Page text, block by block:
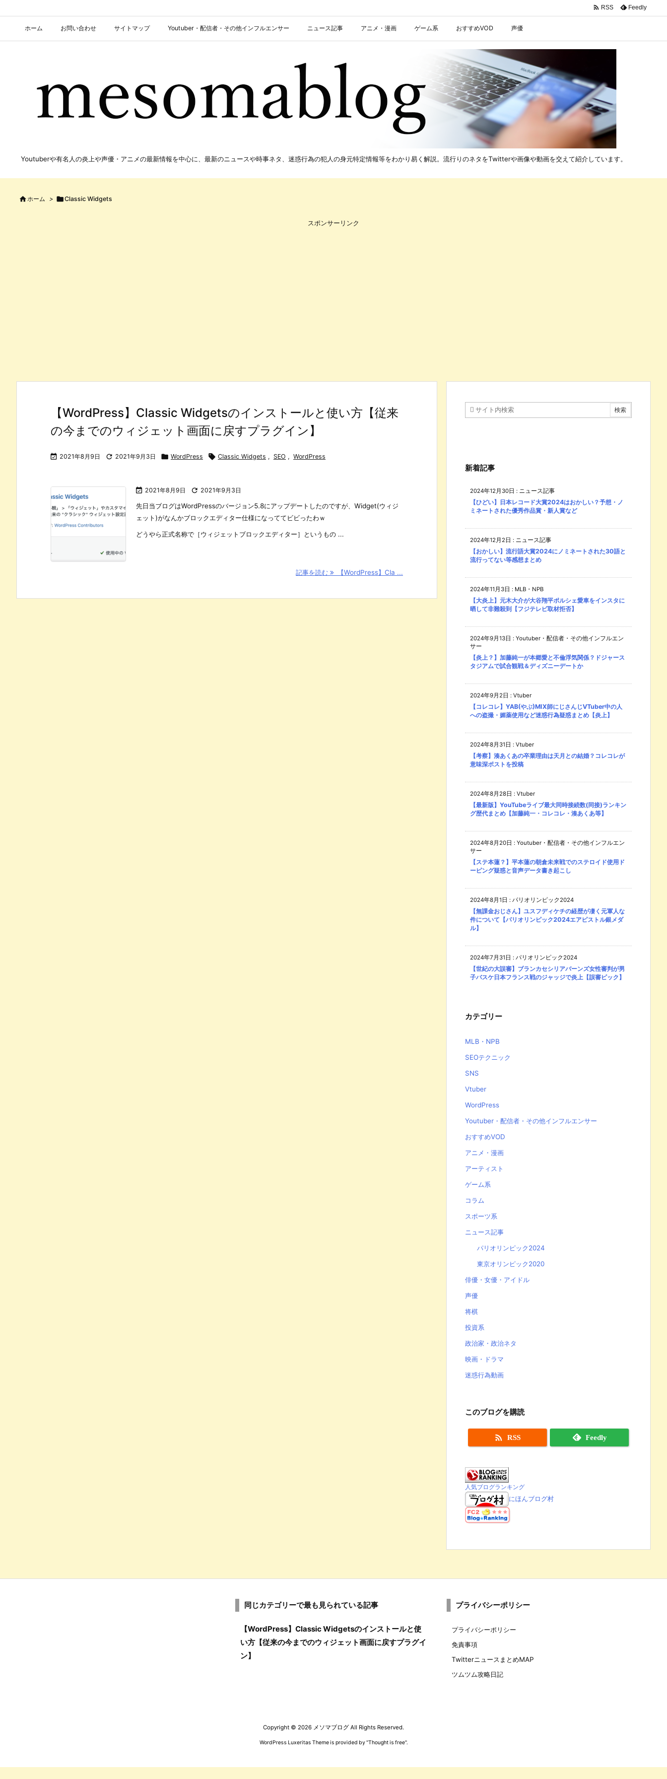
ホーム お問い合わせ サイトマップ Youtuber・配信者・その他インフルエンサー ニュース記事 アニメ・漫画 ゲーム系 おすすめVOD 声優
 RSS Feedly
Youtuberや有名人の炎上や声優・アニメの最新情報を中心に、最新のニュースや時事ネタ、迷惑行為の犯人の身元特定情報等をわかり易く解説。流行りのネタをTwitterや画像や動画を交えて紹介しています。
 ホーム > Classic Widgets
スポンサーリンク
【WordPress】Classic Widgetsのインストールと使い方【従来
の今までのウィジェット画面に戻すプラグイン】
 2021年8月9日  2021年9月3日  WordPress  Classic Widgets , SEO , WordPress
 2021年8月9日  2021年9月3日
先日当ブログはWordPressのバージョン5.8にアップデートしたのですが、Widget(ウィジ
ェット)がなんかブロックエディター仕様になっててビビったわｗ
どうやら正式名称で［ウィジェットブロックエディター］というもの ...
記事を読む 【WordPress】Cla ...
新着記事
2024年12月30日 : ニュース記事
【ひどい】日本レコード大賞2024はおかしい？予想・ノ
ミネートされた優秀作品賞・新人賞など
2024年12月2日 : ニュース記事
【おかしい】流行語大賞2024にノミネートされた30語と
流行ってない等感想まとめ
2024年11月3日 : MLB・NPB
【大炎上】元木大介が大谷翔平ポルシェ愛車をインスタに
晒して非難殺到【フジテレビ取材拒否】
2024年9月13日 : Youtuber・配信者・その他インフルエン
サー
【炎上？】加藤純一が本郷愛と不倫浮気関係？ドジャース
タジアムで試合観戦＆ディズニーデートか
2024年9月2日 : Vtuber
【コレコレ】YAB(やぶ)MIX師にじさんじVTuber中の人
への盗撮・媚薬使用など迷惑行為疑惑まとめ【炎上】
2024年8月31日 : Vtuber
【考察】湊あくあの卒業理由は天月との結婚？コレコレが
意味深ポストを投稿
2024年8月28日 : Vtuber
【最新版】YouTubeライブ最大同時接続数(同接)ランキン
グ歴代まとめ【加藤純一・コレコレ・湊あくあ等】
2024年8月20日 : Youtuber・配信者・その他インフルエン
サー
【ステ本蓮？】平本蓮の朝倉未来戦でのステロイド使用ド
ーピング疑惑と音声データ書き起こし
2024年8月1日 : パリオリンピック2024
【無課金おじさん】ユスフディケチの経歴が凄く元軍人な
件について【パリオリンピック2024エアピストル銀メダ
ル】
2024年7月31日 : パリオリンピック2024
【世紀の大誤審】ブランカセシリアバーンズ女性審判が男
子バスケ日本フランス戦のジャッジで炎上【誤審ピック】
カテゴリー
MLB・NPB
SEOテクニック
SNS
Vtuber
WordPress
Youtuber・配信者・その他インフルエンサー
おすすめVOD
アニメ・漫画
アーティスト
ゲーム系
コラム
スポーツ系
ニュース記事
パリオリンピック2024
東京オリンピック2020
俳優・女優・アイドル
声優
将棋
投資系
政治家・政治ネタ
映画・ドラマ
迷惑行為動画
このブログを購読
 RSS Feedly
人気ブログランキング
にほんブログ村
同じカテゴリーで最も見られている記事
【WordPress】Classic Widgetsのインストールと使
い方【従来の今までのウィジェット画面に戻すプラグイ
ン】
プライバシーポリシー
プライバシーポリシー
免責事項
TwitterニュースまとめMAP
ツムツム攻略日記
Copyright © 2026 メソマブログ All Rights Reserved.
WordPress Luxeritas Theme is provided by "Thought is free".